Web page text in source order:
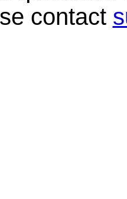
contact